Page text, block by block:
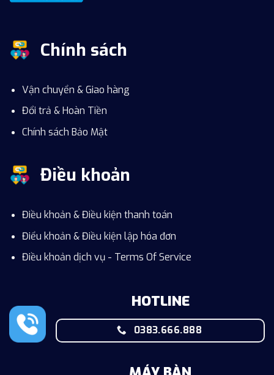
Chính sách
Vận chuyển & Giao hàng
Đổi trả & Hoàn Tiền
Chính sách Bảo Mật
Điều khoản
Điều khoản & Điều kiện thanh toán
Điểu khoản & Điều kiện lập hóa đơn
Điều khoản dịch vụ - Terms Of Service
HOTLINE
0383.666.888